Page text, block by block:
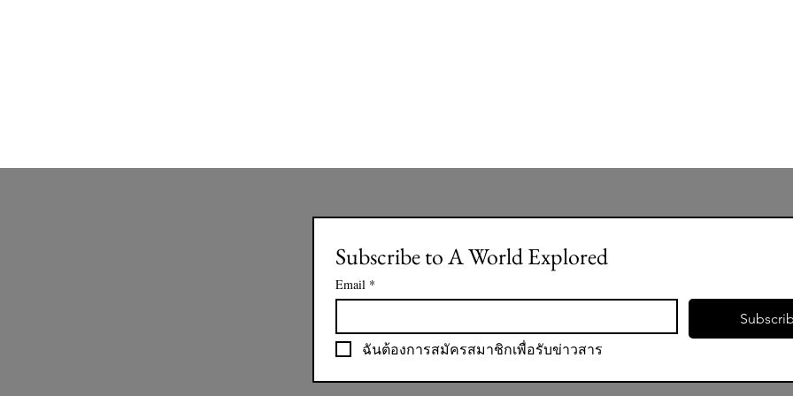
Subscribe to A World Explored
Email *
ฉันต้องการสมัครสมาชิกเพื่อรับข่าวสาร